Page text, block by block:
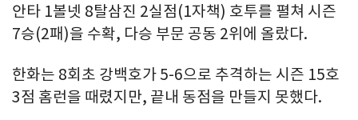
안타 1볼넷 8탈삼진 2실점(1자책) 호투를 펼쳐 시즌
7승(2패)을 수확, 다승 부문 공동 2위에 올랐다.
한화는 8회초 강백호가 5-6으로 추격하는 시즌 15호
3점 홈런을 때렸지만, 끝내 동점을 만들지 못했다.